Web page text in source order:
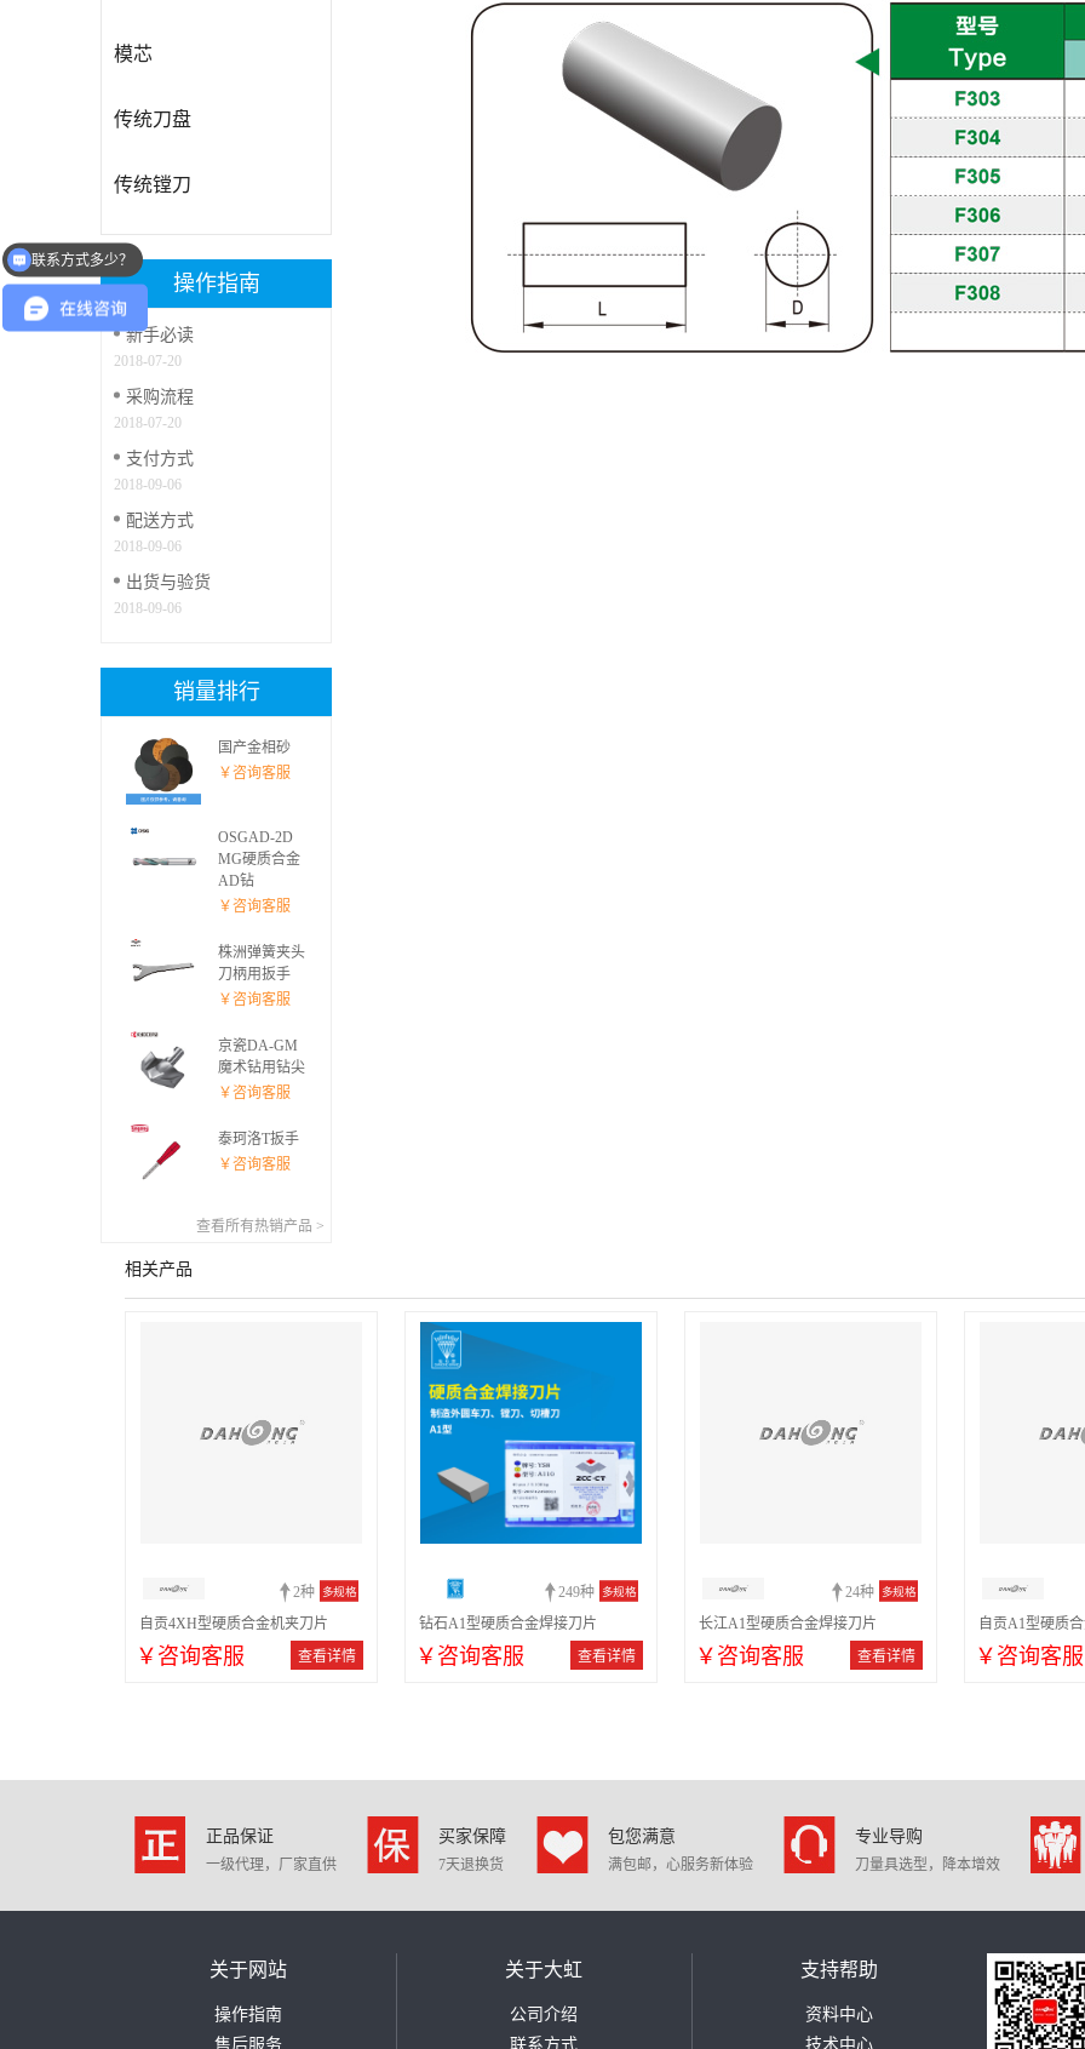
模芯
传统刀盘
传统镗刀
操作指南
新手必读
2018-07-20
采购流程
2018-07-20
支付方式
2018-09-06
配送方式
2018-09-06
出货与验货
2018-09-06
销量排行
国产金相砂
￥咨询客服
OSGAD-2D
MG硬质合金
AD钻
￥咨询客服
株洲弹簧夹头
刀柄用扳手
￥咨询客服
京瓷DA-GM
魔术钻用钻尖
￥咨询客服
泰珂洛T扳手
￥咨询客服
查看所有热销产品 >
相关产品
2种 多规格
自贡4XH型硬质合金机夹刀片
￥咨询客服 查看详情
249种 多规格
钻石A1型硬质合金焊接刀片
￥咨询客服 查看详情
24种 多规格
长江A1型硬质合金焊接刀片
￥咨询客服 查看详情
自贡A1型硬质
￥咨询客服
正品保证
一级代理，厂家直供
买家保障
7天退换货
包您满意
满包邮，心服务新体验
专业导购
刀量具选型，降本增效
关于网站
操作指南
售后服务
关于大虹
公司介绍
联系方式
支持帮助
资料中心
技术中心
联系方式多少？